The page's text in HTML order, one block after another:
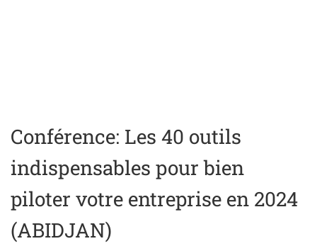
Conférence: Les 40 outils
indispensables pour bien
piloter votre entreprise en 2024
(ABIDJAN)